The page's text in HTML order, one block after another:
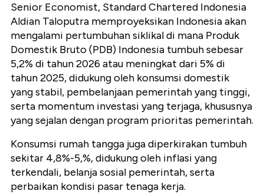
Senior Economist, Standard Chartered Indonesia
Aldian Taloputra memproyeksikan Indonesia akan
mengalami pertumbuhan siklikal di mana Produk
Domestik Bruto (PDB) Indonesia tumbuh sebesar
5,2% di tahun 2026 atau meningkat dari 5% di
tahun 2025, didukung oleh konsumsi domestik
yang stabil, pembelanjaan pemerintah yang tinggi,
serta momentum investasi yang terjaga, khususnya
yang sejalan dengan program prioritas pemerintah.
Konsumsi rumah tangga juga diperkirakan tumbuh
sekitar 4,8%-5,%, didukung oleh inflasi yang
terkendali, belanja sosial pemerintah, serta
perbaikan kondisi pasar tenaga kerja.